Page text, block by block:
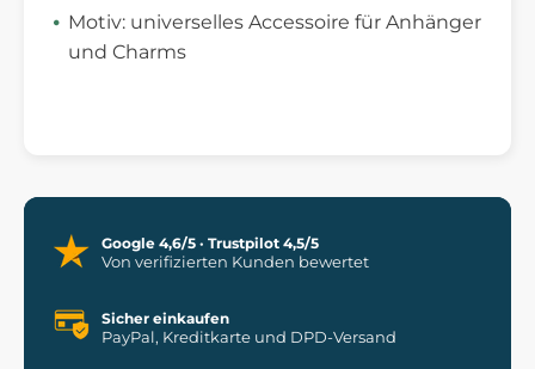
Motiv: universelles Accessoire für Anhänger
und Charms
Google 4,6/5 · Trustpilot 4,5/5
Von verifizierten Kunden bewertet
Sicher einkaufen
PayPal, Kreditkarte und DPD-Versand